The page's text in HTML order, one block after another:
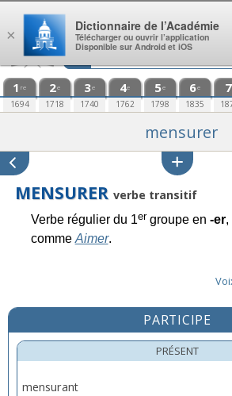
Aller au contenu
1 re
1694
2e
1718
3e
1740
4e
1762
5e
1798
6e
1835
7
mensurer
MENSURER verbe transitif
Verbe régulier du 1ergroupe en -er,
comme Aimer.
PARTICIPE
PRÉSENT
mensurant
×
Dictionnaire de l’Académie
Télécharger ou ouvrir l’application
Disponible sur Android et iOS